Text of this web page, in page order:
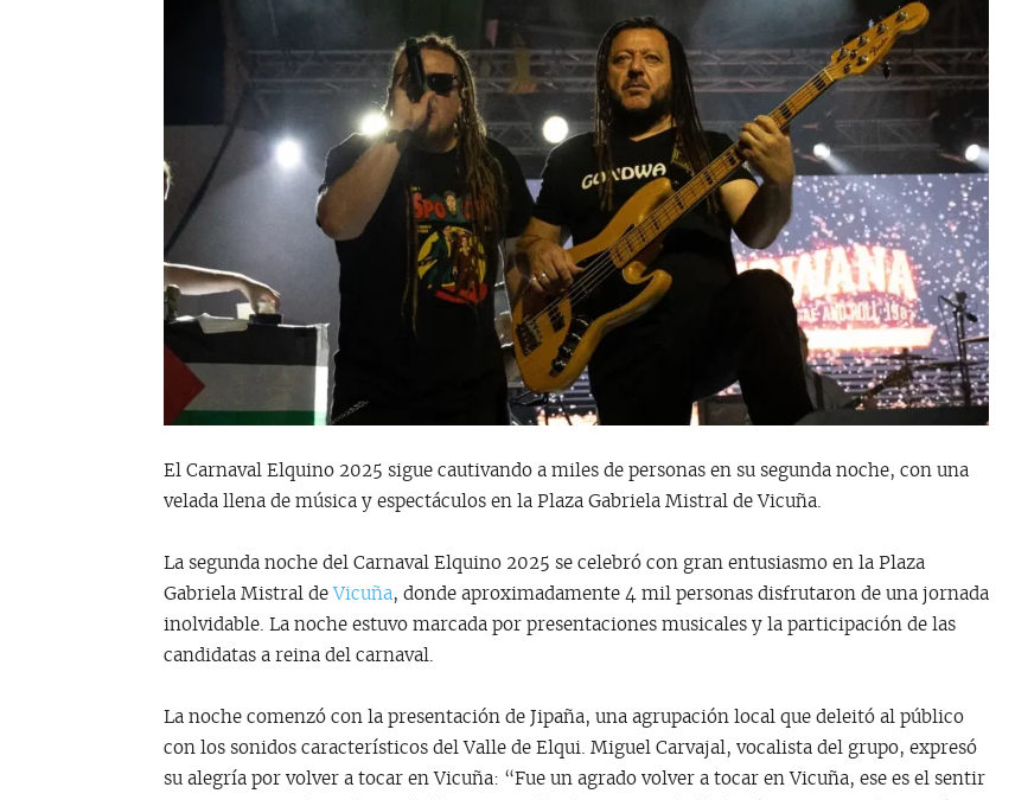
El Carnaval Elquino 2025 sigue cautivando a miles de personas en su segunda noche, con una
velada llena de música y espectáculos en la Plaza Gabriela Mistral de Vicuña.
La segunda noche del Carnaval Elquino 2025 se celebró con gran entusiasmo en la Plaza
Gabriela Mistral de Vicuña, donde aproximadamente 4 mil personas disfrutaron de una jornada
inolvidable. La noche estuvo marcada por presentaciones musicales y la participación de las
candidatas a reina del carnaval.
La noche comenzó con la presentación de Jipaña, una agrupación local que deleitó al público
con los sonidos característicos del Valle de Elqui. Miguel Carvajal, vocalista del grupo, expresó
su alegría por volver a tocar en Vicuña: “Fue un agrado volver a tocar en Vicuña, ese es el sentir